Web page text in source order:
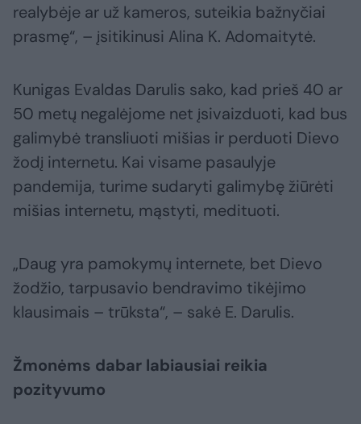
realybėje ar už kameros, suteikia bažnyčiai
prasmę“, – įsitikinusi Alina K. Adomaitytė.
Kunigas Evaldas Darulis sako, kad prieš 40 ar
50 metų negalėjome net įsivaizduoti, kad bus
galimybė transliuoti mišias ir perduoti Dievo
žodį internetu. Kai visame pasaulyje
pandemija, turime sudaryti galimybę žiūrėti
mišias internetu, mąstyti, medituoti.
„Daug yra pamokymų internete, bet Dievo
žodžio, tarpusavio bendravimo tikėjimo
klausimais – trūksta“, – sakė E. Darulis.
Žmonėms dabar labiausiai reikia
pozityvumo